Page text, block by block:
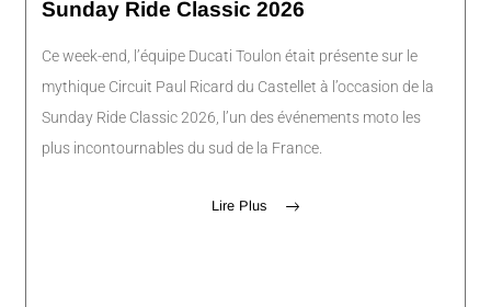
Sunday Ride Classic 2026
Ce week-end, l’équipe Ducati Toulon était présente sur le
mythique Circuit Paul Ricard du Castellet à l’occasion de la
Sunday Ride Classic 2026, l’un des événements moto les
plus incontournables du sud de la France.
Lire Plus